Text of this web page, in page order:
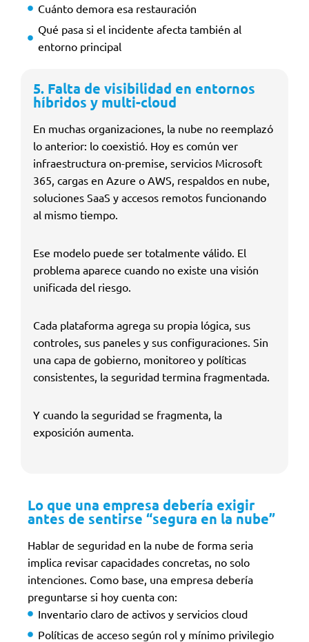
Cuánto demora esa restauración
Qué pasa si el incidente afecta también al
entorno principal
5. Falta de visibilidad en entornos
híbridos y multi-cloud
En muchas organizaciones, la nube no reemplazó
lo anterior: lo coexistió. Hoy es común ver
infraestructura on-premise, servicios Microsoft
365, cargas en Azure o AWS, respaldos en nube,
soluciones SaaS y accesos remotos funcionando
al mismo tiempo.
Ese modelo puede ser totalmente válido. El
problema aparece cuando no existe una visión
unificada del riesgo.
Cada plataforma agrega su propia lógica, sus
controles, sus paneles y sus configuraciones. Sin
una capa de gobierno, monitoreo y políticas
consistentes, la seguridad termina fragmentada.
Y cuando la seguridad se fragmenta, la
exposición aumenta.
Lo que una empresa debería exigir
antes de sentirse “segura en la nube”
Hablar de seguridad en la nube de forma seria
implica revisar capacidades concretas, no solo
intenciones. Como base, una empresa debería
preguntarse si hoy cuenta con:
Inventario claro de activos y servicios cloud
Políticas de acceso según rol y mínimo privilegio